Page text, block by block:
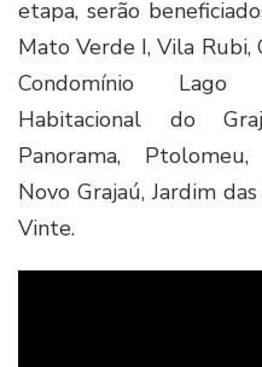
etapa, serão
Mato Verde I, Vila Rubi,
Condomínio Lago
Habitacional do
Panorama,
Novo Grajaú, Jardim
Vinte.